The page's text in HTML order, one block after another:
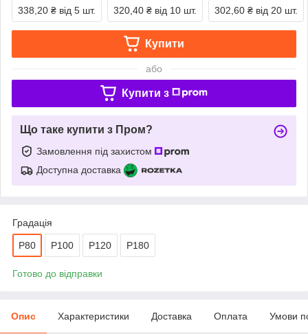
338,20 ₴ від 5 шт. 320,40 ₴ від 10 шт. 302,60 ₴ від 20 шт.
Купити
або
Купити з
Що таке купити з Пром?
Замовлення під захистом
Доступна доставка
Градація
P80 P100 P120 P180
Готово до відправки
Опис Характеристики Доставка Оплата Умови